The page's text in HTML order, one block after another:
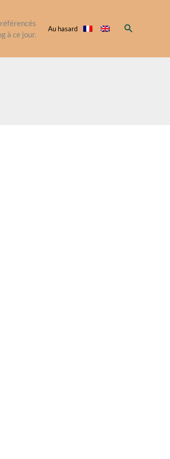
à ce jour.
Au hasard Rechercher